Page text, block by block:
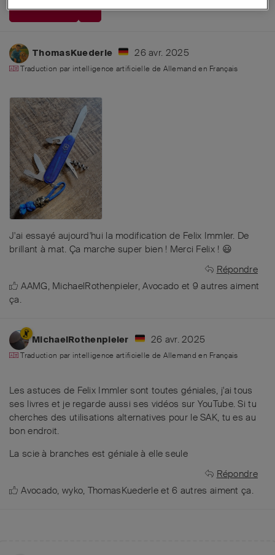
RÉPONDRE
ThomasKuederle 26 avr. 2025
Traduction par intelligence artificielle de Allemand en Français
J'ai essayé aujourd'hui la modification de Felix Immler. De
brillant à mat. Ça marche super bien ! Merci Felix ! 😃
Répondre
AAMG, MichaelRothenpieler,Avocado et 9 autres aiment
ça.
MichaelRothenpieler 26 avr. 2025
Traduction par intelligence artificielle de Allemand en Français
Les astuces de Felix Immler sont toutes géniales, j'ai tous
ses livres et je regarde aussi ses vidéos sur YouTube. Si tu
cherches des utilisations alternatives pour le SAK, tu es au
bon endroit.
La scie à branches est géniale à elle seule
Répondre
Avocado,wyko, ThomasKuederle et6 autres aiment ça.